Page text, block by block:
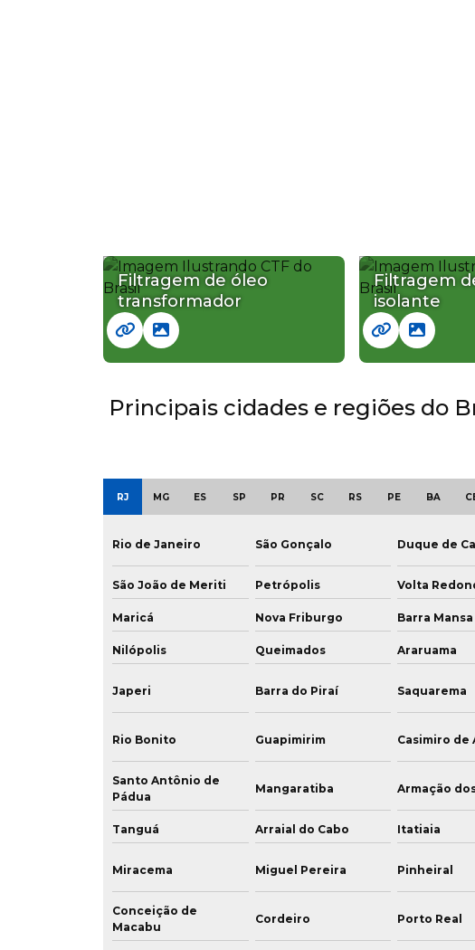
Filtragem de óleo
transformador
Filtragem
isolante
Principais cidades e regiões do
RJ MG ES SP PR SC RS PE BA
Rio de Janeiro São Gonçalo Duque de
São João de Meriti Petrópolis Volta
Maricá Nova Friburgo Barra Mansa
Nilópolis Queimados Araruama
Japeri Barra do Piraí Saquarema
Rio Bonito Guapimirim Casimiro de
Santo Antônio de
Pádua
Mangaratiba Armação
Tanguá Arraial do Cabo Itatiaia
Miracema Miguel Pereira Pinheiral
Conceição de
Macabu
Cordeiro Porto Real